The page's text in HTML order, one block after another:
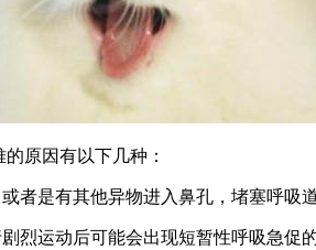
原因有以下几种：
者是有其他异物进入鼻孔，堵塞呼吸
烈运动后可能会出现短暂性呼吸急